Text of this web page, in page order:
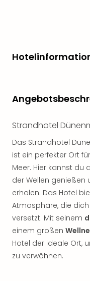
Strandhotel
Das Strandhotel
ist ein perfekter Ort
Meer. Hier kannst du
der Wellen genießen
erholen. Das Hotel
Atmosphäre, die
versetzt. Mit seinem
einem großen
Hotel der ideale Ort,
zu verwöhnen.